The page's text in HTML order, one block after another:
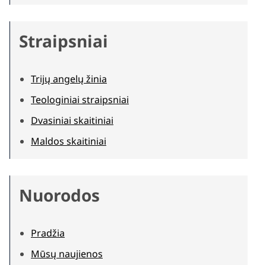
Straipsniai
Trijų angelų žinia
Teologiniai straipsniai
Dvasiniai skaitiniai
Maldos skaitiniai
Nuorodos
Pradžia
Mūsų naujienos